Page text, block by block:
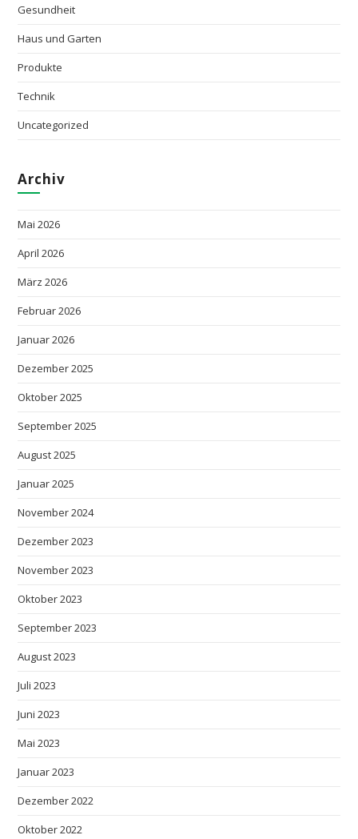
Gesundheit
Haus und Garten
Produkte
Technik
Uncategorized
Archiv
Mai 2026
April 2026
März 2026
Februar 2026
Januar 2026
Dezember 2025
Oktober 2025
September 2025
August 2025
Januar 2025
November 2024
Dezember 2023
November 2023
Oktober 2023
September 2023
August 2023
Juli 2023
Juni 2023
Mai 2023
Januar 2023
Dezember 2022
Oktober 2022